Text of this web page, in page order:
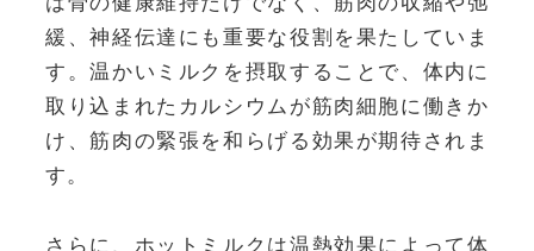
緩、神経伝達にも重要な役割を果たしていま
す。温かいミルクを摂取することで、体内に
取り込まれたカルシウムが筋肉細胞に働きか
け、筋肉の緊張を和らげる効果が期待されま
す。
さらに、ホットミルクは温熱効果によって体